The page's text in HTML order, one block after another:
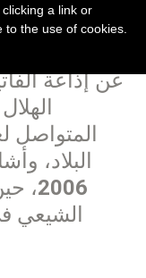
المتواصل
البلاد،
الشيعي
a link or
the use of cookies.